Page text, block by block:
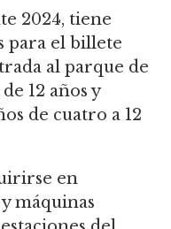
2024, tiene
para el billete
al parque de
12 años y
de cuatro a 12
en
máquinas